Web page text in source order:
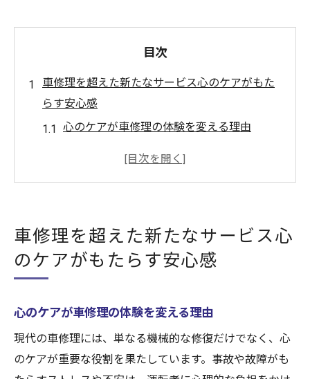
目次
車修理を超えた新たなサービス心のケアがもた
らす安心感
心のケアが車修理の体験を変える理由
ストレスのない車修理を実現する方法
性
心のケアがもたらす新しい車修理の価値
する方法
事故後の心理ケアの必要性とその効果
ストレスを軽減する車修理カウンセリング
車修理を超えた新たなサービス心
のケアがもたらす安心感
心のケアが車修理の体験を変える理由
現代の車修理には、単なる機械的な修復だけでなく、心
のケアが重要な役割を果たしています。事故や故障がも